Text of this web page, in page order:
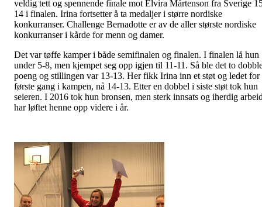
veldig tett og spennende finale mot Elvira Mårtenson fra Sverige
14 i finalen. Irina fortsetter å ta medaljer i større nordiske
konkurranser. Challenge Bernadotte er av de aller største nordiske
konkurranser i kårde for menn og damer.
Det var tøffe kamper i både semifinalen og finalen. I finalen lå hun
under 5-8, men kjempet seg opp igjen til 11-11. Så ble det to
poeng og stillingen var 13-13. Her fikk Irina inn et støt og ledet for
første gang i kampen, nå 14-13. Etter en dobbel i siste støt tok hun
seieren. I 2016 tok hun bronsen, men sterk innsats og iherdig
har løftet henne opp videre i år.